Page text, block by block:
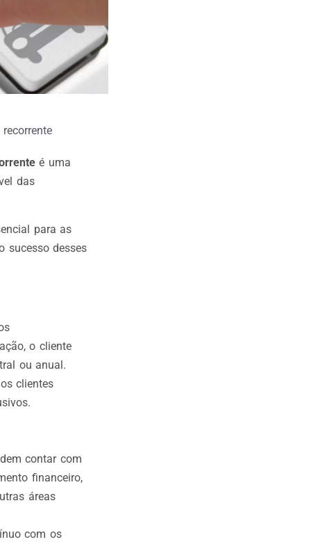
recorrente
é uma
das
para as
sucesso desses
o cliente
ou anual.
clientes
contar com
financeiro,
áreas
com os